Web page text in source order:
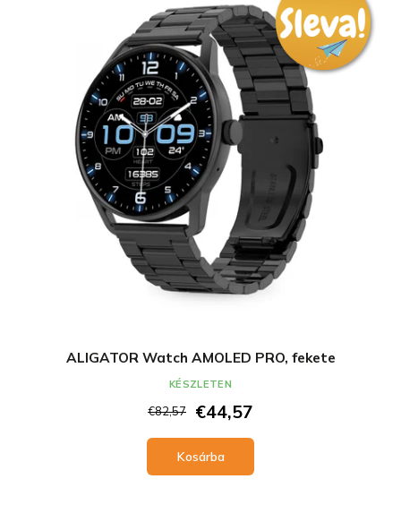
ALIGATOR Watch AMOLED PRO, fekete
€82,57 €44,57
Kosárba
KÉSZLETEN